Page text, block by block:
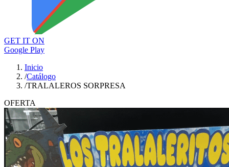
GET IT ON
Google Play
Inicio
/Catálogo
/TRALALEROS SORPRESA
OFERTA